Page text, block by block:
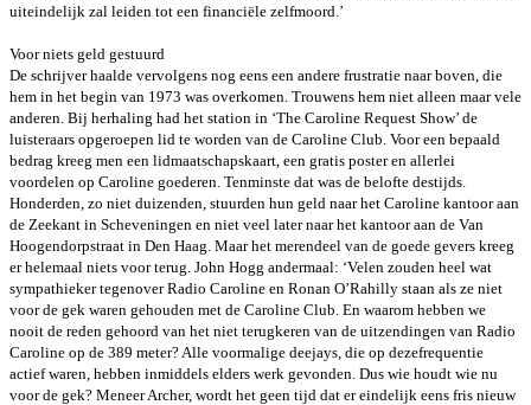
uiteindelijk zal leiden tot een financiële zelfmoord.’
Voor niets geld gestuurd
De schrijver haalde vervolgens nog eens een andere frustratie naar boven, die
hem in het begin van 1973 was overkomen. Trouwens hem niet alleen maarvele
anderen. Bij herhaling had het station in ‘The Caroline Request Show’ de
luisteraars opgeroepen lid te worden van de Caroline Club. Voor een bepaald
bedrag kreeg men een lidmaatschapskaart, een gratis poster en allerlei
voordelen op Caroline goederen. Tenminste dat was de belofte destijds.
Honderden, zo niet duizenden, stuurden hun geld naar het Caroline kantooraan
de Zeekant in Scheveningen en niet veel later naar het kantoor aan de Van
Hoogendorpstraat in Den Haag. Maar het merendeel van de goede gevers kreeg
er helemaal niets voor terug. John Hogg andermaal: ‘Velen zouden heel wat
sympathieker tegenover Radio Caroline en Ronan O’Rahilly staan als ze niet
voor de gek waren gehouden met de Caroline Club. En waarom hebben we
nooit de reden gehoord van het niet terugkeren van de uitzendingen van Radio
Caroline op de 389 meter? Alle voormalige deejays, die op dezefrequentie
actief waren, hebben inmiddels elders werk gevonden. Dus wie houdt wie nu
voor de gek? Meneer Archer, wordt het geen tijd dat ereindelijk eens fris nieuw